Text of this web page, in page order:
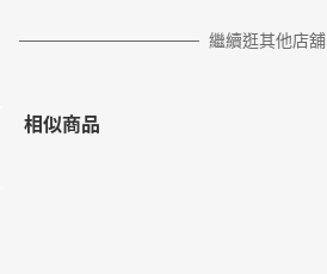
繼續逛其他店舖
相似商品